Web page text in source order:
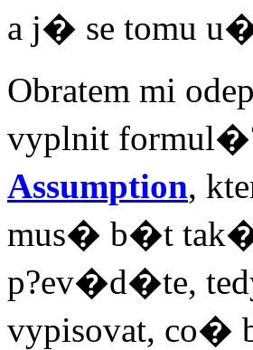
a j� se tomu
Obratem mi
vyplnit
Assumption,
mus� b�t
p?ev�d�te,
vypisovat, co�